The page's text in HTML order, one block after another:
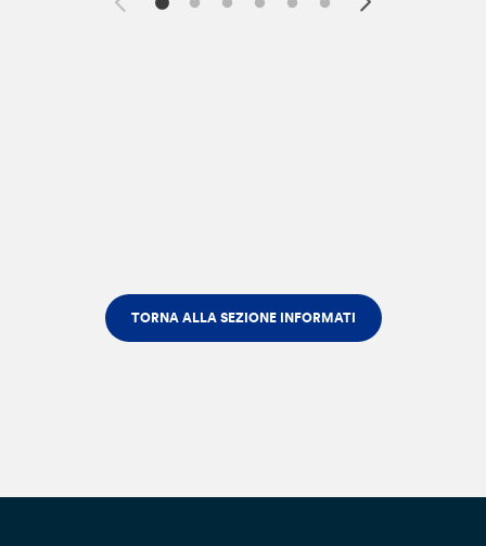
TORNA ALLA SEZIONE INFORMATI